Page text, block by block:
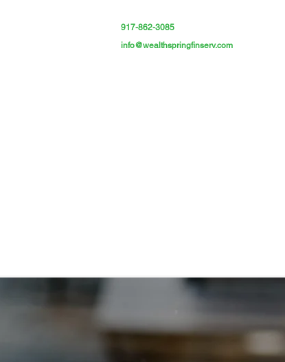
917-862-3085
info@wealthspringfinserv.com